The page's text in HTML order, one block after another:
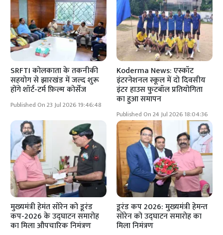
SRFTI कोलकाता के तकनीकी
सहयोग से झारखंड में जल्द शुरू
होंगे शॉर्ट-टर्म फ़िल्म कोर्सेज
Published On 23 Jul 2026 19:46:48
Koderma News: एस्कॉट
इंटरनेशनल स्कूल में दो दिवसीय
इंटर हाउस फुटबॉल प्रतियोगिता
का हुआ समापन
Published On 24 Jul 2026 18:04:36
मुख्यमंत्री हेमंत सोरेन को डूरंड
कप-2026 के उद्घाटन समारोह
का मिला औपचारिक निमंत्रण
डूरंड कप 2026: मुख्यमंत्री हेमन्त
सोरेन को उद्घाटन समारोह का
मिला निमंत्रण